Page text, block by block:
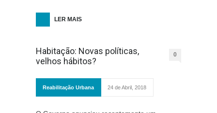
LER MAIS
Habitação: Novas políticas,
velhos hábitos?
0
Reabilitação Urbana 24 de Abril, 2018